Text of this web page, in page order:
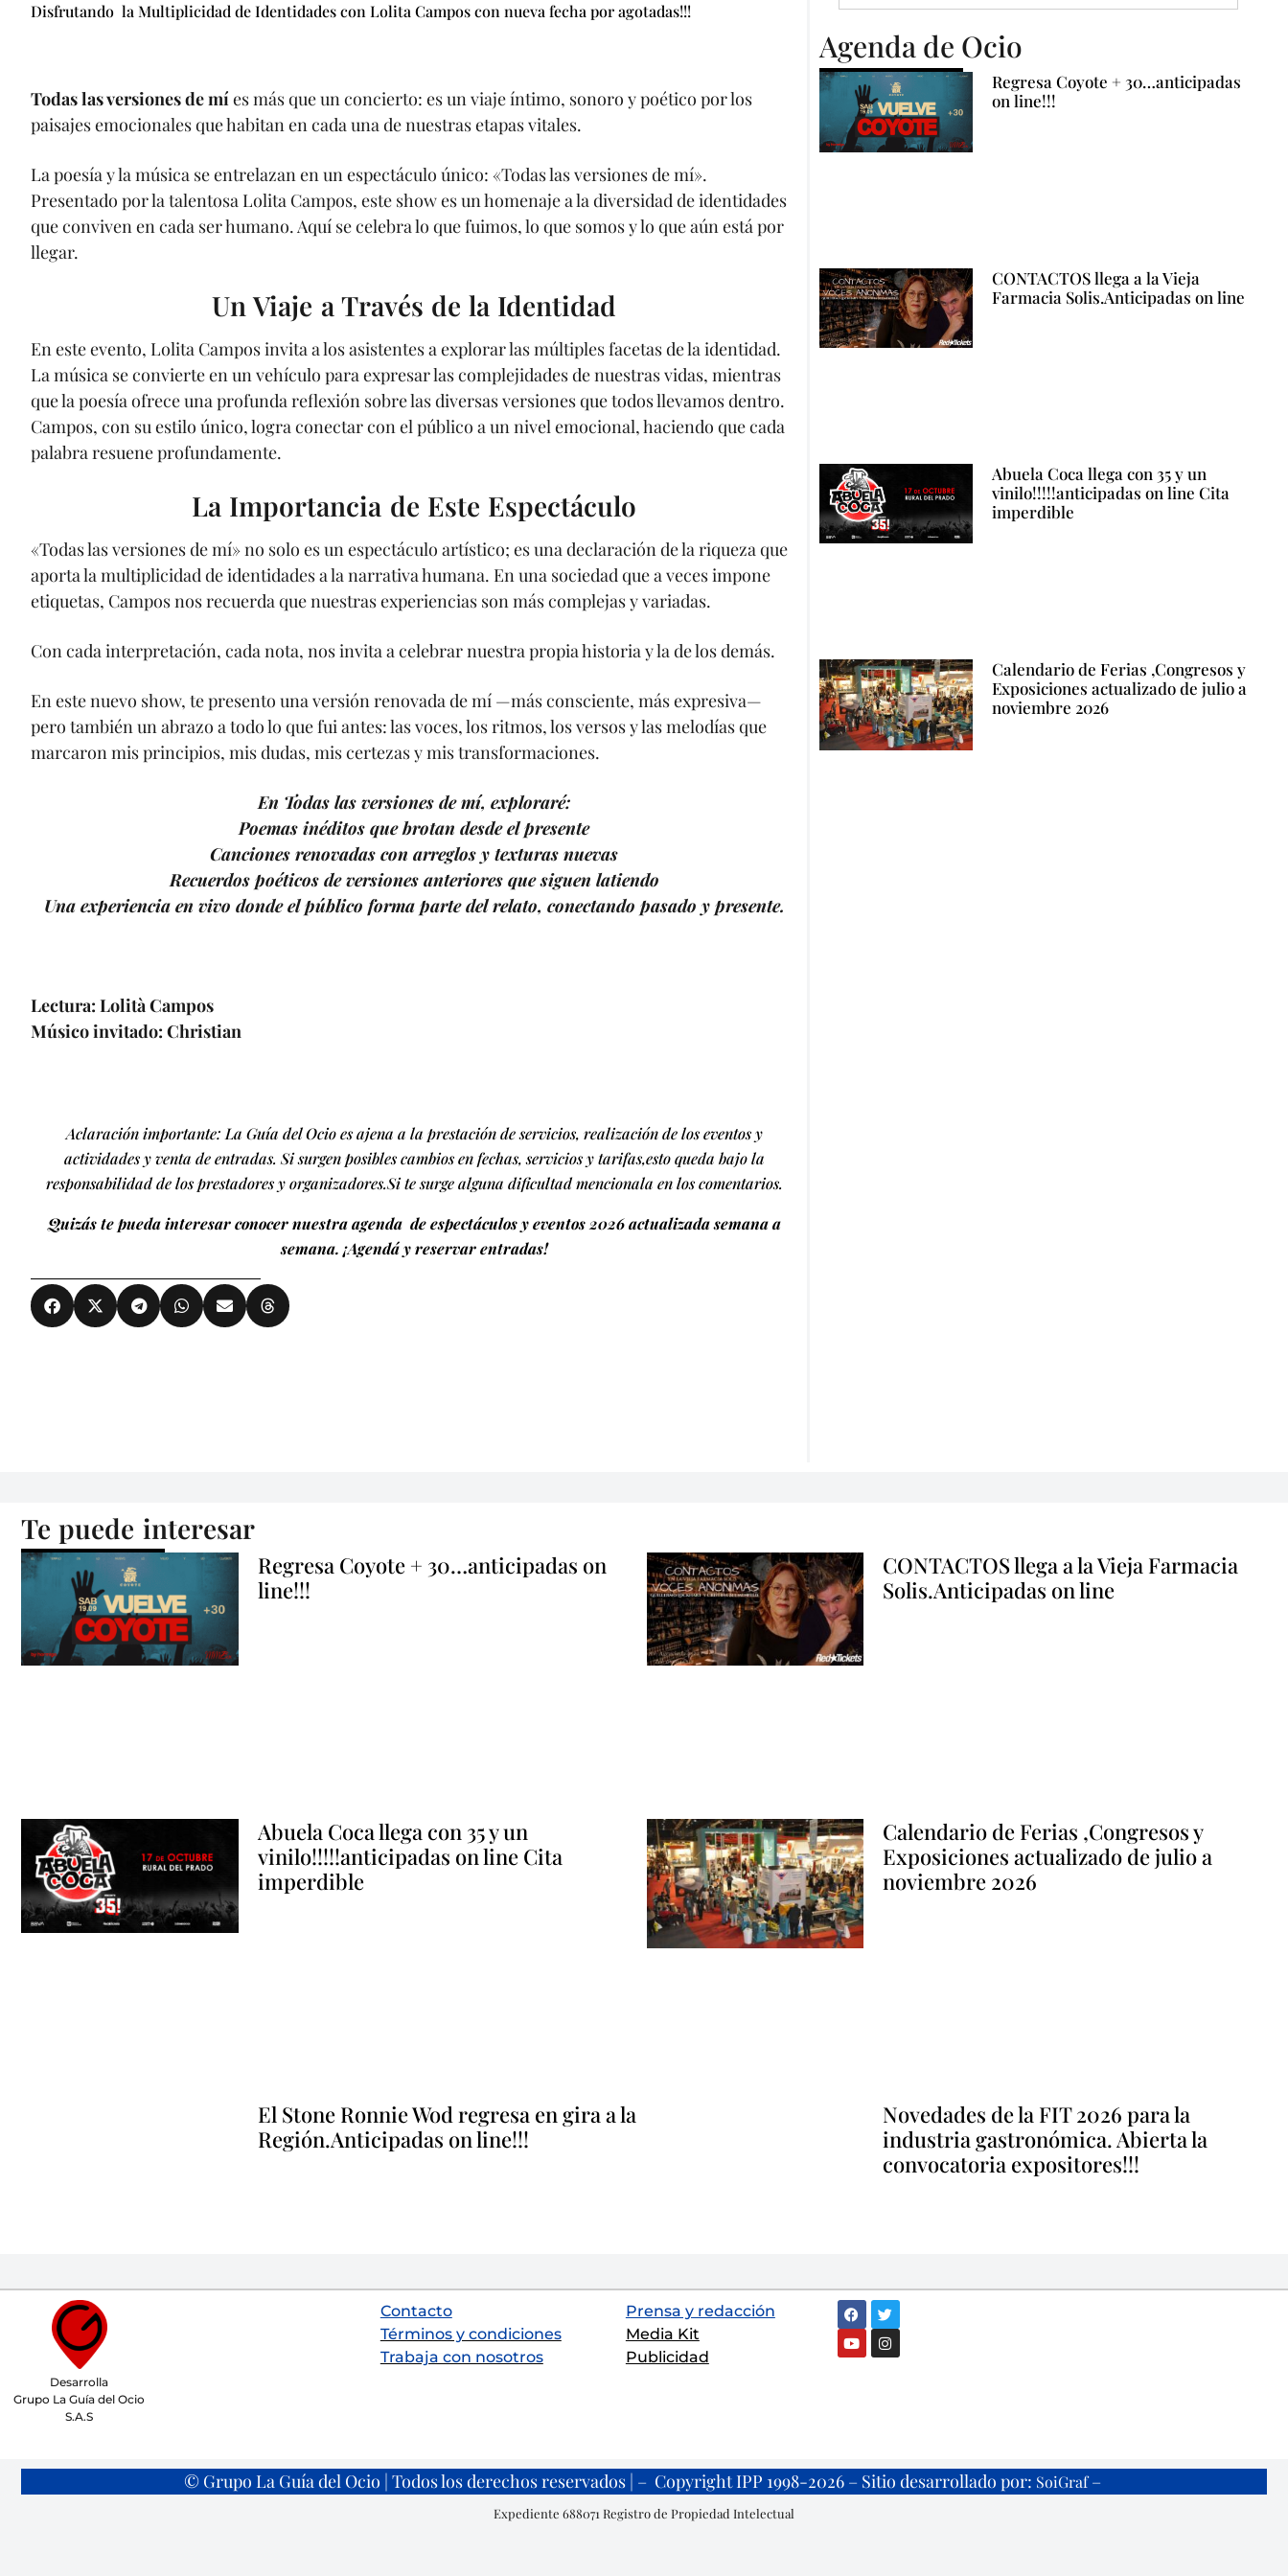
Disfrutando la Multiplicidad de Identidades con Lolita Campos con nueva fecha por agotadas!!!
Todas las versiones de mí es más que un concierto: es un viaje íntimo, sonoro y poético por los
paisajes emocionales que habitan en cada una de nuestras etapas vitales.
La poesía y la música se entrelazan en un espectáculo único: «Todas las versiones de mí».
Presentado por la talentosa Lolita Campos, este show es un homenaje a la diversidad de identidades
que conviven en cada ser humano. Aquí se celebra lo que fuimos, lo que somos y lo que aún está por
llegar.
Un Viaje a Través de la Identidad
En este evento, Lolita Campos invita a los asistentes a explorar las múltiples facetas de la identidad.
La música se convierte en un vehículo para expresar las complejidades de nuestras vidas, mientras
que la poesía ofrece una profunda reflexión sobre las diversas versiones que todos llevamos dentro.
Campos, con su estilo único, logra conectar con el público a un nivel emocional, haciendo que cada
palabra resuene profundamente.
La Importancia de Este Espectáculo
«Todas las versiones de mí» no solo es un espectáculo artístico; es una declaración de la riqueza que
aporta la multiplicidad de identidades a la narrativa humana. En una sociedad que a veces impone
etiquetas, Campos nos recuerda que nuestras experiencias son más complejas y variadas.
Con cada interpretación, cada nota, nos invita a celebrar nuestra propia historia y la de los demás.
En este nuevo show, te presento una versión renovada de mí —más consciente, más expresiva—
pero también un abrazo a todo lo que fui antes: las voces, los ritmos, los versos y las melodías que
marcaron mis principios, mis dudas, mis certezas y mis transformaciones.
En Todas las versiones de mí, exploraré:
Poemas inéditos que brotan desde el presente
Canciones renovadas con arreglos y texturas nuevas
Recuerdos poéticos de versiones anteriores que siguen latiendo
Una experiencia en vivo donde el público forma parte del relato, conectando pasado y presente.
Lectura: Lolità Campos
Músico invitado: Christian
Aclaración importante: La Guía del Ocio es ajena a la prestación de servicios, realización de los eventos y
actividades y venta de entradas. Si surgen posibles cambios en fechas, servicios y tarifas,esto queda bajo la
responsabilidad de los prestadores y organizadores.Si te surge alguna dificultad mencionala en los comentarios.
Quizás te pueda interesar conocer nuestra agenda de espectáculos y eventos 2026 actualizada semana a
semana. ¡Agendá y reservar entradas!
Agenda de Ocio
Regresa Coyote + 30…anticipadas
on line!!!
CONTACTOS llega a la Vieja
Farmacia Solis.Anticipadas on line
Abuela Coca llega con 35 y un
vinilo!!!!!anticipadas on line Cita
imperdible
Calendario de Ferias ,Congresos y
Exposiciones actualizado de julio a
noviembre 2026
Te puede interesar
Regresa Coyote + 30…anticipadas on
line!!!
CONTACTOS llega a la Vieja Farmacia
Solis.Anticipadas on line
Abuela Coca llega con 35 y un
vinilo!!!!!anticipadas on line Cita
imperdible
Calendario de Ferias ,Congresos y
Exposiciones actualizado de julio a
noviembre 2026
El Stone Ronnie Wod regresa en gira a la
Región.Anticipadas on line!!!
Novedades de la FIT 2026 para la
industria gastronómica. Abierta la
convocatoria expositores!!!
Desarrolla
Grupo La Guía del Ocio
S.A.S
Contacto
Términos y condiciones
Trabaja con nosotros
Prensa y redacción
Media Kit
Publicidad
© Grupo La Guía del Ocio | Todos los derechos reservados | – Copyright IPP 1998-2026 – Sitio desarrollado por: SoiGraf–
Expediente 688071 Registro de Propiedad Intelectual